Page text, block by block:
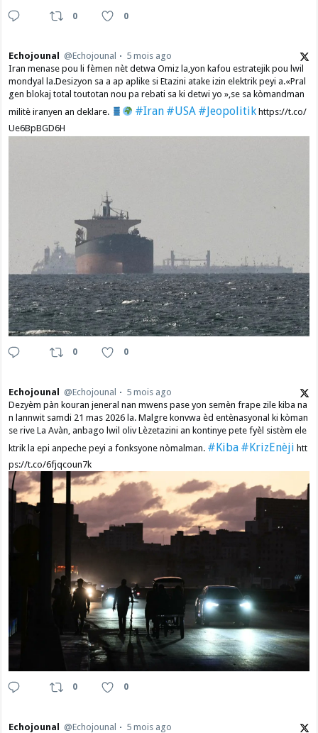
0 0
Echojounal @Echojounal
5 mois ago
Iran menase pou li fèmen nèt detwa Omiz la,yon kafou estratejik pou lwil
mondyal la.Desizyon sa a ap aplike si Etazini atake izin elektrik peyi a.​«Pral
gen blokaj total toutotan nou pa rebati sa ki detwi yo »,se sa kòmandman
militè iranyen an deklare.
#Iran #USA #Jeopolitikhttps://t.co/
Ue6BpBGD6H
0 0
Echojounal @Echojounal
5 mois ago
Dezyèm pàn kouran jeneral nan mwens pase yon semèn frape zile kiba na
n lannwit samdi 21 mas 2026 la. Malgre konvwa èd entènasyonal ki kòman
se rive La Avàn, anbago lwil oliv Lèzetazini an kontinye pete fyèl sistèm ele
ktrik la epi anpeche peyi a fonksyone nòmalman. #Kiba #KrizEnèji htt
ps://t.co/6fjqcoun7k
0 0
Echojounal @Echojounal 5 mois ago